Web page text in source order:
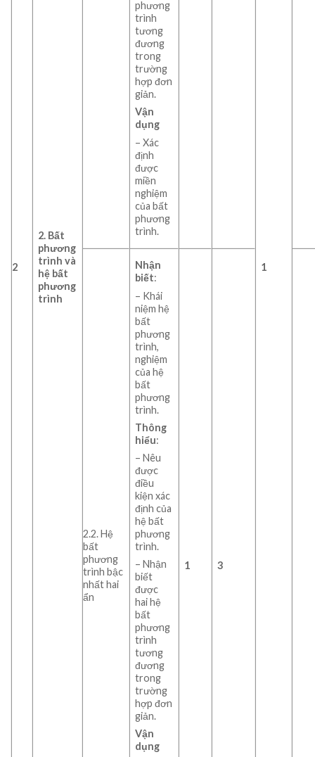
2
2. Bất
phương
trình và
hệ bất
phương
trình
phương
trình
tương
đương
trong
trường
hợp đơn
giản.
Vận
dụng
– Xác
định
được
miền
nghiệm
của bất
phương
trình.
1
2.2. Hệ
bất
phương
trình bậc
nhất hai
ẩn
Nhận
biết:
– Khái
niệm hệ
bất
phương
trình,
nghiệm
của hệ
bất
phương
trình.
Thông
hiểu:
– Nêu
được
điều
kiện xác
định của
hệ bất
phương
trình.
– Nhận
biết
được
hai hệ
bất
phương
trình
tương
đương
trong
trường
hợp đơn
giản.
Vận
dụng
1 3